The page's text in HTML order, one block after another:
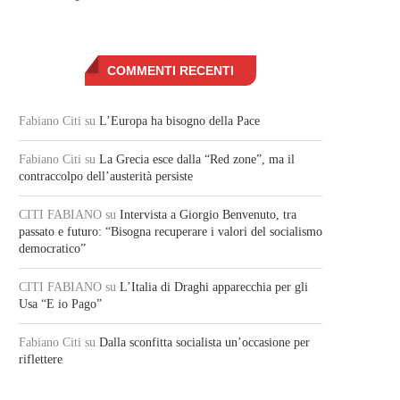
COMMENTI RECENTI
Fabiano Citi su L’Europa ha bisogno della Pace
Fabiano Citi su La Grecia esce dalla “Red zone”, ma il
contraccolpo dell’austerità persiste
CITI FABIANO su Intervista a Giorgio Benvenuto, tra
passato e futuro: “Bisogna recuperare i valori del socialismo
democratico”
CITI FABIANO su L’Italia di Draghi apparecchia per gli
Usa “E io Pago”
Fabiano Citi su Dalla sconfitta socialista un’occasione per
riflettere